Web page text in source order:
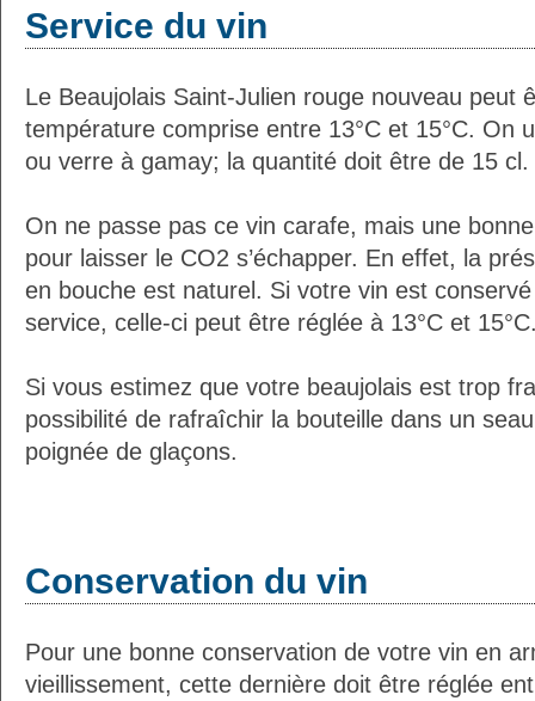
Service du vin
Le Beaujolais Saint-Julien rouge nouveau peut
température comprise entre 13°C et 15°C. On
ou verre à gamay; la quantité doit être de 15 cl.
On ne passe pas ce vin carafe, mais une
pour laisser le CO2 s’échapper. En effet, la
en bouche est naturel. Si votre vin est
service, celle-ci peut être réglée à 13°C et
Si vous estimez que votre beaujolais est trop
possibilité de rafraîchir la bouteille dans un
poignée de glaçons.
Conservation du vin
Pour une bonne conservation de votre vin en
vieillissement, cette dernière doit être réglée